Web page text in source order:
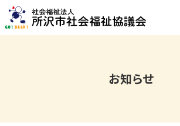
お知らせ